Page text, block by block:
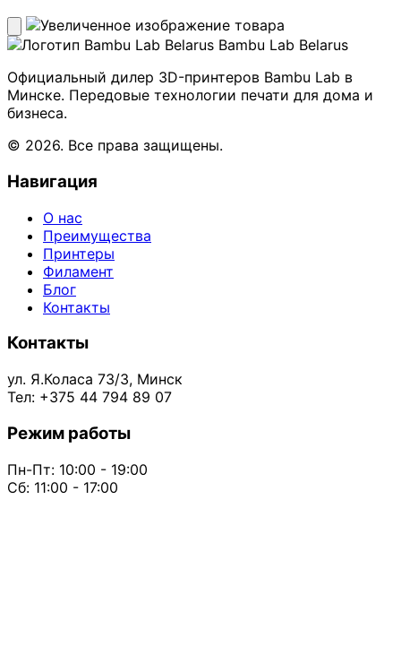
Bambu Lab Belarus
Официальный дилер 3D-принтеров Bambu Lab в
Минске. Передовые технологии печати для дома и
бизнеса.
© 2026. Все права защищены.
Навигация
О нас
Преимущества
Принтеры
Филамент
Блог
Контакты
Контакты
ул. Я.Коласа 73/3, Минск
Тел: +375 44 794 89 07
Режим работы
Пн-Пт: 10:00 - 19:00
Сб: 11:00 - 17:00